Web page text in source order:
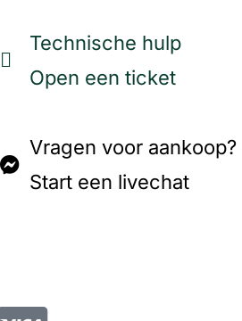
Technische hulp
Open een ticket
Vragen voor aankoop?
Start een livechat